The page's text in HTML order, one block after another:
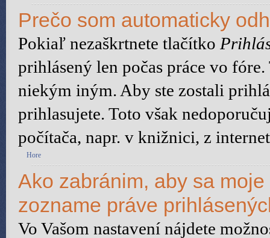
Prečo som automaticky
Pokiaľ nezaškrtnete tlačítko
prihlásený len počas práce vo
niekým iným. Aby ste zostali
prihlasujete. Toto však
počítača, napr. v knižnici, z
Hore
Ako zabránim, aby sa
zozname práve
Vo Vašom nastavení nájdete